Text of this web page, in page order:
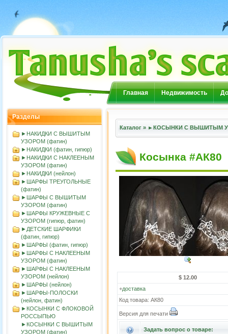
Главная Недвижимость
Разделы
►НАКИДКИ С ВЫШИТЫМ
УЗОРОМ (фатин)
►НАКИДКИ (фатин, гипюр)
►НАКИДКИ С НАКЛЕЕНЫМ
УЗОРОМ (фатин)
►НАКИДКИ (нейлон)
►ШАРФЫ ТРЕУГОЛЬНЫЕ
(фатин)
►ШАРФЫ С ВЫШИТЫМ
УЗОРОМ (фатин)
►ШАРФЫ КРУЖЕВНЫЕ С
УЗОРОМ (гипюр, фатин)
►ДЕТСКИЕ ШАРФИКИ
(фатин, гипюр)
►ШАРФЫ (фатин, гипюр)
►ШАРФЫ С НАКЛЕЕНЫМ
УЗОРОМ (фатин)
►ШАРФЫ С НАКЛЕЕНЫМ
УЗОРОМ (нейлон)
►ШАРФЫ (нейлон)
►ШАРФЫ-ПОЛОСКИ
(нейлон, фатин)
►КОСЫНКИ С ФЛОКОВОЙ
РОССЫПЬЮ
►КОСЫНКИ С ВЫШИТЫМ
УЗОРОМ (фатин)
Каталог » ►КОСЫНКИ С ВЫШИТЫМ
Косынка #АК80
$ 12.00
+доставка
Код товара: АК80
Версия для печати
Задать вопрос о товаре: